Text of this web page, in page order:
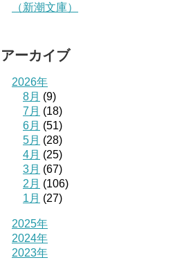
（新潮文庫）
アーカイブ
2026年
8月 (9)
7月 (18)
6月 (51)
5月 (28)
4月 (25)
3月 (67)
2月 (106)
1月 (27)
2025年
2024年
2023年